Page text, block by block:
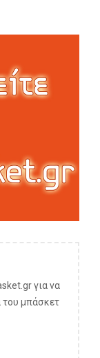
για να
του μπάσκετ